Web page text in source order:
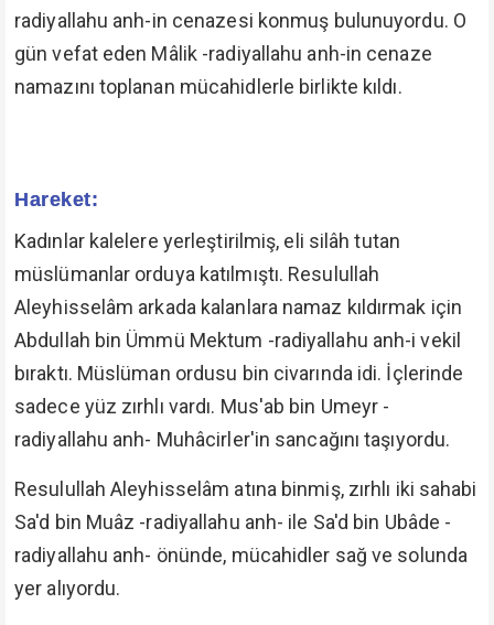
radiyallahu anh-in cenazesi konmuş bulunuyordu. O
gün vefat eden Mâlik -radiyallahu anh-in cenaze
namazını toplanan mücahidlerle birlikte kıldı.
Hareket:
Kadınlar kalelere yerleştirilmiş, eli silâh tutan
müslümanlar orduya katılmıştı. Resulullah
Aleyhisselâm arkada kalanlara namaz kıldırmak için
Abdullah bin Ümmü Mektum -radiyallahu anh-i vekil
bıraktı. Müslüman ordusu bin civarında idi. İçlerinde
sadece yüz zırhlı vardı. Mus'ab bin Umeyr -
radiyallahu anh- Muhâcirler'in sancağını taşıyordu.
Resulullah Aleyhisselâm atına binmiş, zırhlı iki sahabi
Sa'd bin Muâz -radiyallahu anh- ile Sa'd bin Ubâde -
radiyallahu anh- önünde, mücahidler sağ ve solunda
yer alıyordu.